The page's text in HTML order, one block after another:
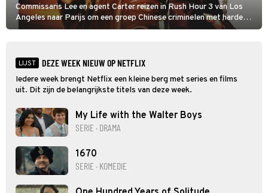
Commissaris Lee en agent Carter reizen in Rush Hour 3 van Los
Angeles naar Parijs om een groep Chinese criminelen met harde
hand aan te pakken.
LIJST DEZE WEEK NIEUW OP NETFLIX
Iedere week brengt Netflix een kleine berg met series en films
uit. Dit zijn de belangrijkste titels van deze week.
My Life with the Walter Boys
SERIE · DRAMA
1670
SERIE · KOMEDIE